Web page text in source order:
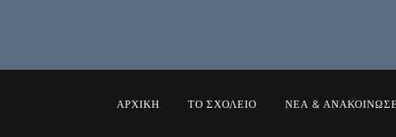
ΑΡΧΙΚΗ ΤΟ ΣΧΟΛΕΙΟ ΝΕΑ &